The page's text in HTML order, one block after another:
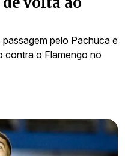
pelo Pachuca e
contra o Flamengo no